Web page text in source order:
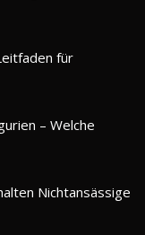
für
– Welche
Nichtansässige